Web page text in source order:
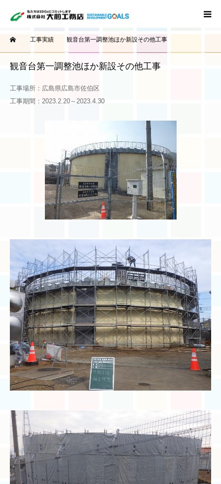
工事実績 観音台第一調整池ほか新設その他工事
観音台第一調整池ほか新設その他工事
工事場所：広島県広島市佐伯区
工事期間：2023.2.20～2023.4.30
ホーム
事業概要
工事実績